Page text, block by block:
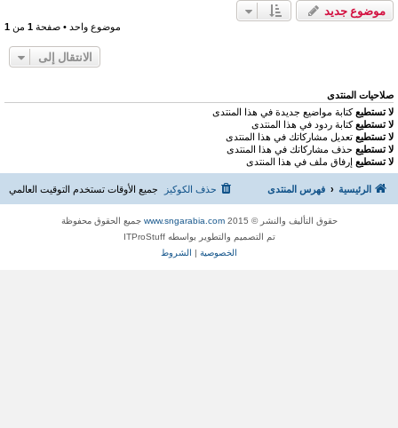
موضوع جديد
موضوع واحد • صفحة 1 من 1
الانتقال إلى
صلاحيات المنتدى
لا تستطيع كتابة مواضيع جديدة في هذا المنتدى
لا تستطيع كتابة ردود في هذا المنتدى
لا تستطيع تعديل مشاركاتك في هذا المنتدى
لا تستطيع حذف مشاركاتك في هذا المنتدى
لا تستطيع إرفاق ملف في هذا المنتدى
الرئيسية فهرس المنتدى جميع الأوقات تستخدم التوقيت العالمي حذف الكوكيز
حقوق التأليف والنشر © 2015 www.sngarabia.com جميع الحقوق محفوظة
تم التصميم والتطوير بواسطه ITProStuff
الخصوصية | الشروط